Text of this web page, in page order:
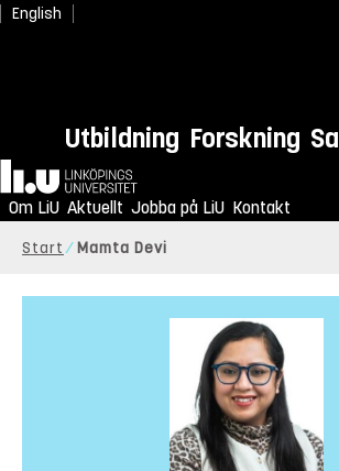
English
Utbildning Forskning
Hem
Om LiU Aktuellt Jobba på LiU Kontakt
Start Mamta Devi